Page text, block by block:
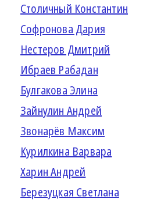
Столичный Константин
Софронова Дария
Нестеров Дмитрий
Ибраев Рабадан
Булгакова Элина
Зайнулин Андрей
Звонарёв Максим
Курилкина Варвара
Харин Андрей
Березуцкая Светлана